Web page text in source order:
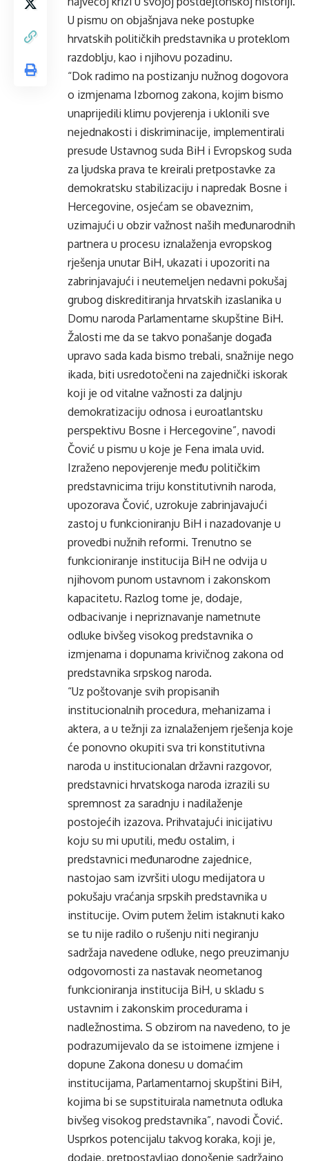
U pismu on objašnjava neke postupke
hrvatskih političkih predstavnika u proteklom
razdoblju, kao i njihovu pozadinu.
“Dok radimo na postizanju nužnog dogovora
o izmjenama Izbornog zakona, kojim bismo
unaprijedili klimu povjerenja i uklonili sve
nejednakosti i diskriminacije, implementirali
presude Ustavnog suda BiH i Evropskog suda
za ljudska prava te kreirali pretpostavke za
demokratsku stabilizaciju i napredak Bosne i
Hercegovine, osjećam se obaveznim,
uzimajući u obzir važnost naših međunarodnih
partnera u procesu iznalaženja evropskog
rješenja unutar BiH, ukazati i upozoriti na
zabrinjavajući i neutemeljen nedavni pokušaj
grubog diskreditiranja hrvatskih izaslanika u
Domu naroda Parlamentarne skupštine BiH.
Žalosti me da se takvo ponašanje događa
upravo sada kada bismo trebali, snažnije nego
ikada, biti usredotočeni na zajednički iskorak
koji je od vitalne važnosti za daljnju
demokratizaciju odnosa i euroatlantsku
perspektivu Bosne i Hercegovine”, navodi
Čović u pismu u koje je Fena imala uvid.
Izraženo nepovjerenje među političkim
predstavnicima triju konstitutivnih naroda,
upozorava Čović, uzrokuje zabrinjavajući
zastoj u funkcioniranju BiH i nazadovanje u
provedbi nužnih reformi. Trenutno se
funkcioniranje institucija BiH ne odvija u
njihovom punom ustavnom i zakonskom
kapacitetu. Razlog tome je, dodaje,
odbacivanje i nepriznavanje nametnute
odluke bivšeg visokog predstavnika o
izmjenama i dopunama krivičnog zakona od
predstavnika srpskog naroda.
“Uz poštovanje svih propisanih
institucionalnih procedura, mehanizama i
aktera, a u težnji za iznalaženjem rješenja koje
će ponovno okupiti sva tri konstitutivna
naroda u institucionalan državni razgovor,
predstavnici hrvatskoga naroda izrazili su
spremnost za saradnju i nadilaženje
postojećih izazova. Prihvatajući inicijativu
koju su mi uputili, među ostalim, i
predstavnici međunarodne zajednice,
nastojao sam izvršiti ulogu medijatora u
pokušaju vraćanja srpskih predstavnika u
institucije. Ovim putem želim istaknuti kako
se tu nije radilo o rušenju niti negiranju
sadržaja navedene odluke, nego preuzimanju
odgovornosti za nastavak neometanog
funkcioniranja institucija BiH, u skladu s
ustavnim i zakonskim procedurama i
nadležnostima. S obzirom na navedeno, to je
podrazumijevalo da se istoimene izmjene i
dopune Zakona donesu u domaćim
institucijama, Parlamentarnoj skupštini BiH,
kojima bi se supstituirala nametnuta odluka
bivšeg visokog predstavnika”, navodi Čović.
Usprkos potencijalu takvog koraka, koji je,
dodaje, pretpostavljao donošenje sadržajno